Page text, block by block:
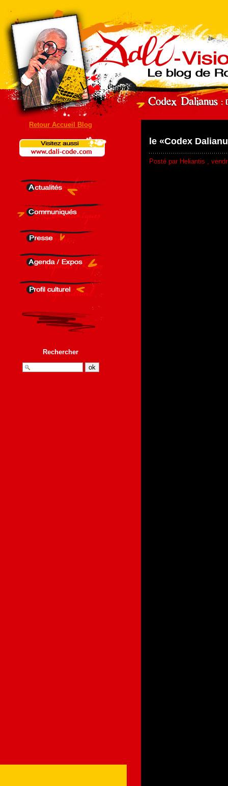
Retour Accueil Blog
Rechercher
le «Codex
Posté par Heliantis ,